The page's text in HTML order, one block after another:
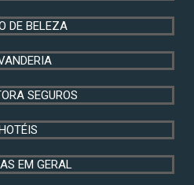
DE BELEZA
SEGUROS
EM GERAL